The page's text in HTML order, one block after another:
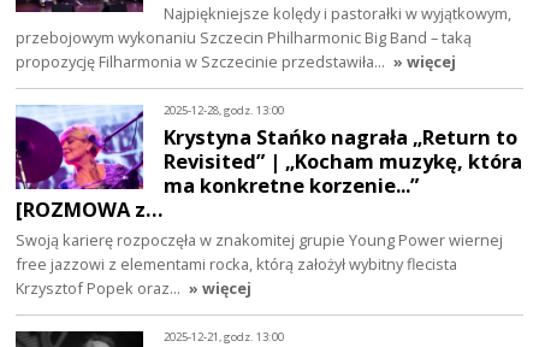
Najpiękniejsze kolędy i pastorałki w wyjątkowym,
przebojowym wykonaniu Szczecin Philharmonic Big Band – taką
propozycję Filharmonia w Szczecinie przedstawiła… » więcej
2025-12-28, godz. 13:00
Krystyna Stańko nagrała „Return to
Revisited” | „Kocham muzykę, która
ma konkretne korzenie...”
[ROZMOWA z…
Swoją karierę rozpoczęła w znakomitej grupie Young Power wiernej
free jazzowi z elementami rocka, którą założył wybitny flecista
Krzysztof Popek oraz… » więcej
2025-12-21, godz. 13:00